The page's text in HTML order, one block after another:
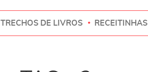
TRECHOS DE LIVROS RECEITINHAS